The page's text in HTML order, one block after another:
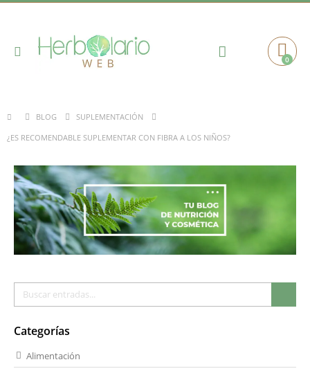
Toggle
Cart0
BLOG
SUPLEMENTACIÓN
¿ES RECOMENDABLE SUPLEMENTAR CON FIBRA A LOS NIÑOS?
Categorías
Alimentación